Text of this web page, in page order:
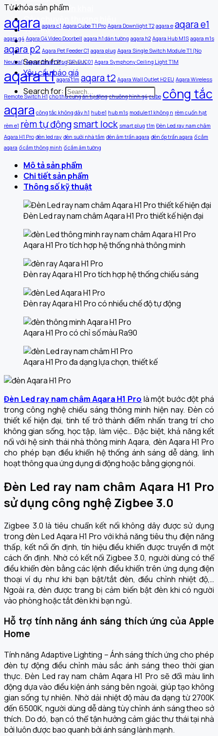
Dự án đã triển khai
Câu chuyện thương hiệu
Tài liệu
Tin tức
Liên hệ
Search for:
Yêu cầu báo giá
Search for:
Từ khóa sản phẩm
aqara aqara c1 Aqara Cube T1 Pro Aqara Downlight T2 aqara e aqara e1
aqara g4 Aqara G4 Video Doorbell aqara h1 dán tường aqara h2 Aqara Hub M1S aqara m1s
aqara p2 Aqara Pet Feeder C1 aqara plug Aqara Single Switch Module T1 (No
Neutral) Aqara Smart Plug SP-EUC01 Aqara Symphony Ceiling Light T1M
aqara t1 aqara t1m aqara t2 Aqara Wall Outlet H2 EU Aqara Wireless
Remote Switch H1 cho thú cưng ăn tự động chuông hình g4 cube công tắc
aqara công tắc không dây h1 hub e1 hub m1s module t1 không n rèm cuốn hạt
rèm e1 rèm tự độngsmart lock smart plug t1m Đèn Led ray nam châm
Aqara H1 Pro đèn led ray đèn sưởi nhà tắm đèn âm trần aqara đèn ốp trần aqara ổ cắm
aqara ổ cắm thông minh ổ cắm âm tường
Mô tả sản phẩm
Chi tiết sản phẩm
Thông số kỹ thuật
Đèn Led ray nam châm Aqara H1 Pro thiết kế hiện đại
Aqara H1 Pro tích hợp hệ thống nhà thông minh
Đèn ray Aqara H1 Pro tích hợp hệ thống chiếu sáng
Đèn ray Aqara H1 Pro có nhiều chế độ tự động
Aqara H1 Pro có chỉ số màu Ra90
Aqara H1 Pro đa dạng lựa chọn, thiết kế
Đèn Led ray nam châm Aqara H1 Pro là một bước đột phá
trong công nghệ chiếu sáng thông minh hiện nay. Đèn có
thiết kế hiện đại, tinh tế trở thành điểm nhấn trang trí cho
không gian sống, học tập, làm việc… Đặc biệt, khả năng kết
nối với hệ sinh thái nhà thông minh Aqara, đèn Aqara H1 Pro
cho phép bạn điều khiển hệ thống ánh sáng dễ dàng, linh
hoạt thông qua ứng dụng di động hoặc bằng giọng nói.
Đèn Led ray nam châm Aqara H1 Pro
sử dụng công nghệ Zigbee 3.0
Zigbee 3.0 là tiêu chuẩn kết nối không dây được sử dụng
trong đèn Led Aqara H1 Pro với khả năng tiêu thụ điện năng
thấp, kết nối ổn định, tín hiệu điều khiển được truyền đi một
cách ổn định. Nhờ có kết nối Zigbee 3.0, người dùng có thể
điều khiển đèn bằng các lệnh điều khiển trên ứng dụng điện
thoại ví dụ như khi bạn bật/tắt đèn, điều chỉnh nhiệt độ,…
Ngoài ra, đèn được trang bị cảm biến bật đèn khi có người
vào phòng hoặc tắt đèn khi bạn ngủ.
Hỗ trợ tính năng ánh sáng thích ứng của Apple
Home
Tính năng Adaptive Lighting – Ánh sáng thích ứng cho phép
đèn tự động điều chỉnh màu sắc ánh sáng theo thời gian
thực. Đèn Led ray nam châm Aqara H1 Pro sẽ đổi màu linh
động dựa vào điều kiện ánh sáng bên ngoài, giúp tạo không
gian sống tự nhiên. Nhờ dải nhiệt độ màu đa dạng từ 2700K
đến 6500K, người dùng dễ dàng tùy chỉnh ánh sáng theo sở
thích. Do đó, bạn có thể tận hưởng cảm giác thư thái tại nhà
bởi luôn được bao quanh bởi ánh sáng lành mạnh.